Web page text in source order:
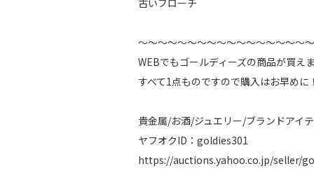
～～～～～～～～～～～～～～～～～
WEBでもゴールディーズの商品が買え
すべて1点ものですので購入はお早めに！
貴金属/お酒/ジュエリー/ブランドアイ
ヤフオクID：goldies301
https://auctions.yahoo.co.jp/seller/